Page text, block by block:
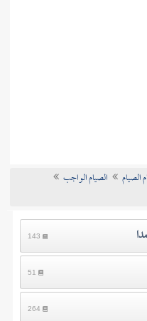
الصيام
الصيام الواجب
143
51
264